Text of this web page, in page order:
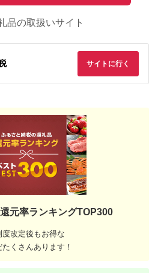
品の取扱いサイト
サイトに行く
元率ランキングTOP300
改定後もお得な
くさんあります！